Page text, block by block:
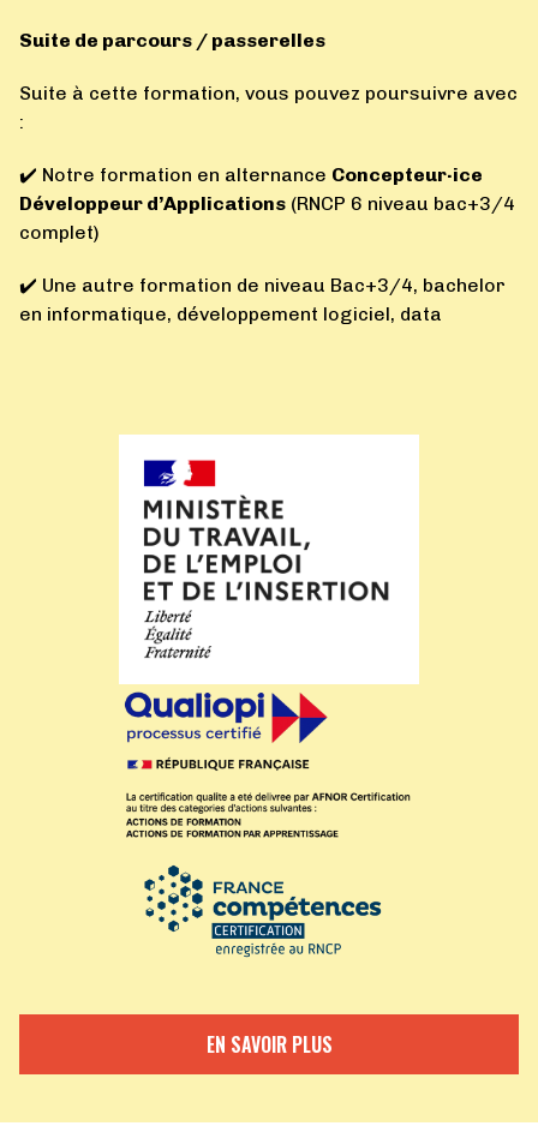
Suite de parcours / passerelles
Suite à cette formation, vous pouvez poursuivre avec
:
✔️ Notre formation en alternance Concepteur·ice
Développeur d’Applications (RNCP 6 niveau bac+3/4
complet)
✔️ Une autre formation de niveau Bac+3/4, bachelor
en informatique, développement logiciel, data
EN SAVOIR PLUS